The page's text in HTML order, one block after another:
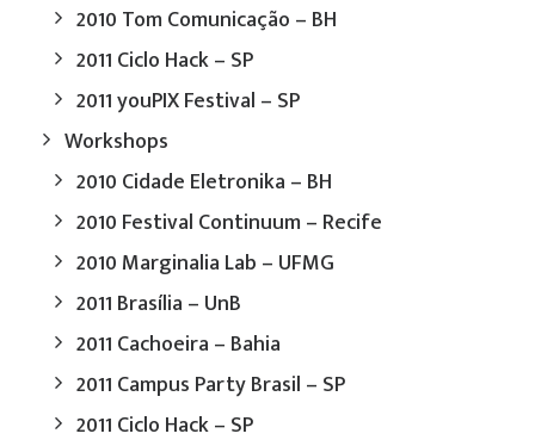
2010 Tom Comunicação – BH
2011 Ciclo Hack – SP
2011 youPIX Festival – SP
Workshops
2010 Cidade Eletronika – BH
2010 Festival Continuum – Recife
2010 Marginalia Lab – UFMG
2011 Brasília – UnB
2011 Cachoeira – Bahia
2011 Campus Party Brasil – SP
2011 Ciclo Hack – SP